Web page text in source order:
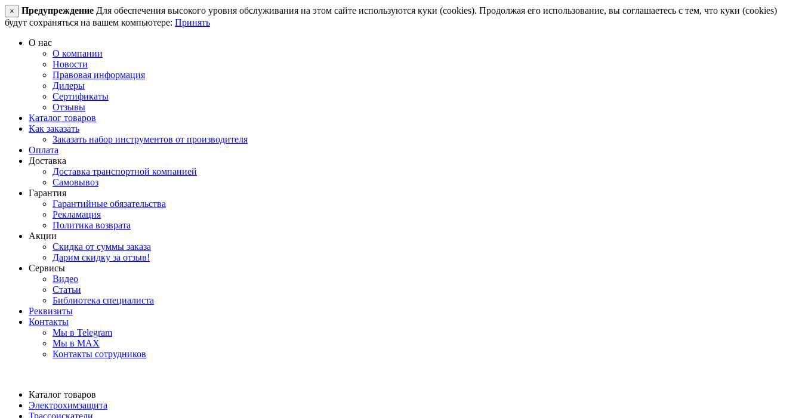
× Предупреждение Для обеспечения высокого уровня обслуживания на этом сайте используются куки (cookies). Продолжая его использование, вы соглашаетесь с тем, что куки (cookies)
будут сохраняться на вашем компьютере: Принять
О нас
О компании
Новости
Правовая информация
Дилеры
Сертификаты
Отзывы
Каталог товаров
Как заказать
Заказать набор инструментов от производителя
Оплата
Доставка
Доставка транспортной компанией
Самовывоз
Гарантия
Гарантийные обязательства
Рекламация
Политика возврата
Акции
Скидка от суммы заказа
Дарим скидку за отзыв!
Сервисы
Видео
Статьи
Библиотека специалиста
Реквизиты
Контакты
Мы в Telegram
Мы в MAX
Контакты сотрудников
Каталог товаров
Электрохимзащита
Трассоискатели